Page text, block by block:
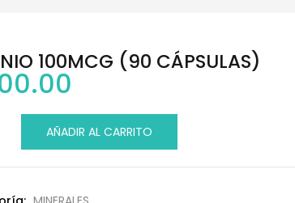
100MCG (90 CÁPSULAS)
AÑADIR AL CARRITO